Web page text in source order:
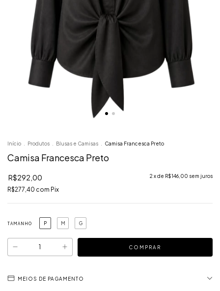
Início Produtos Blusas e Camisas Camisa Francesca Preto
Camisa Francesca Preto
R$292,00 2 x de R$146,00 sem juros
R$277,40 com Pix
TAMANHO P M G
MEIOS DE PAGAMENTO